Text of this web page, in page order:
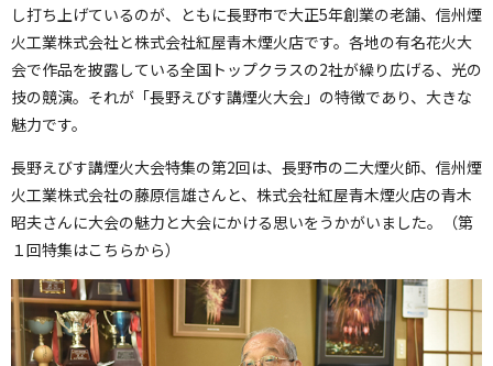
し打ち上げているのが、ともに長野市で大正5年創業の老舗、信州煙
火工業株式会社と株式会社紅屋青木煙火店です。各地の有名花火大
会で作品を披露している全国トップクラスの2社が繰り広げる、光の
技の競演。それが「長野えびす講煙火大会」の特徴であり、大きな
魅力です。
長野えびす講煙火大会特集の第2回は、長野市の二大煙火師、信州煙
火工業株式会社の藤原信雄さんと、株式会社紅屋青木煙火店の青木
昭夫さんに大会の魅力と大会にかける思いをうかがいました。（第
１回特集はこちらから）